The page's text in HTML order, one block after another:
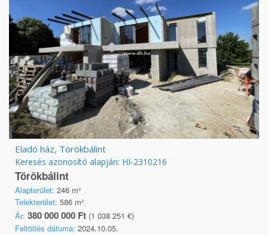
Eladó ház, Törökbálint
Keresés azonosító alapján: HI-2310216
Törökbálint
Alapterület: 246 m²
Telekterület: 586 m²
Ár: 380 000 000 Ft (1 038 251 €)
Feltöltés dátuma: 2024.10.05.